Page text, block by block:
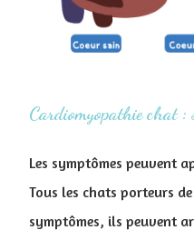
Cardiomyopathie chat :
Les symptômes peuvent
Tous les chats porteurs
symptômes, ils peuvent